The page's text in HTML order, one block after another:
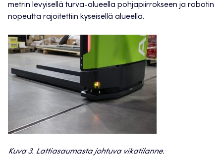
metrin levyisellä turva-alueella pohjapiirrokseen ja robotin
nopeutta rajoitettiin kyseisellä alueella.
Kuva 3. Lattiasaumasta johtuva vikatilanne.